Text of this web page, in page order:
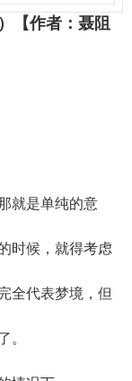
【作者：聂阻
就是单纯的意
时候，就得考虑
全代表梦境，但
。